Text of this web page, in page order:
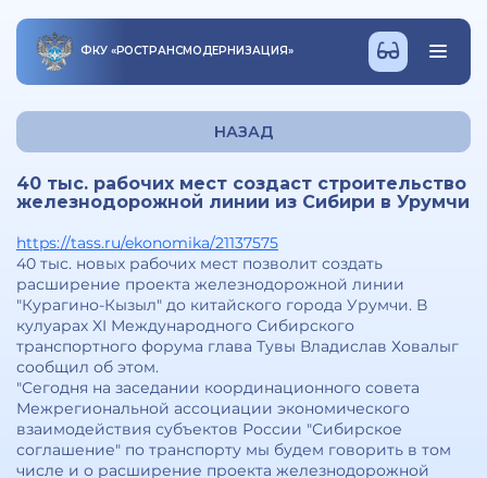
ФКУ «РОСТРАНСМОДЕРНИЗАЦИЯ»
НАЗАД
40 тыс. рабочих мест создаст строительство
железнодорожной линии из Сибири в Урумчи
https://tass.ru/ekonomika/21137575
40 тыс. новых рабочих мест позволит создать
расширение проекта железнодорожной линии
"Курагино-Кызыл" до китайского города Урумчи. В
кулуарах XI Международного Сибирского
транспортного форума глава Тувы Владислав Ховалыг
сообщил об этом.
"Сегодня на заседании координационного совета
Межрегиональной ассоциации экономического
взаимодействия субъектов России "Сибирское
соглашение" по транспорту мы будем говорить в том
числе и о расширение проекта железнодорожной